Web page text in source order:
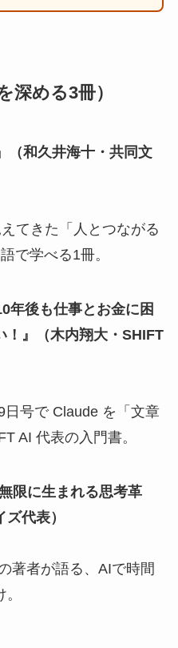
深める3冊）
（和久井海十・共同文
てきた「人とつながる
で学べる1冊。
年後も仕事とお金に困
！』（木内翔大・SHIFT
号で Claude を「文章
AI 代表の入門書。
限に生まれる思考革
代表）
著者が語る、AIで時間